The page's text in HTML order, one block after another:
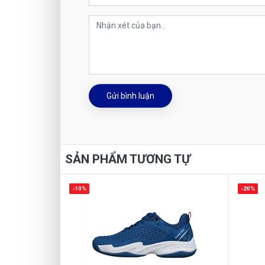
Gửi bình luận
SẢN PHẨM TƯƠNG TỰ
-10% -20%